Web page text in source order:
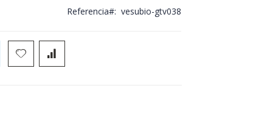
Referencia vesubio-gtv038